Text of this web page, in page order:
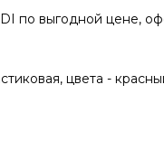
по выгодной цене,
цвета -